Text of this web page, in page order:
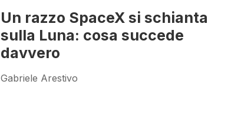
Un razzo SpaceX si schianta
sulla Luna: cosa succede
davvero
Gabriele Arestivo